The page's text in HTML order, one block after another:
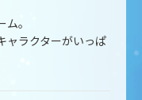
。
ャラクターがいっぱ